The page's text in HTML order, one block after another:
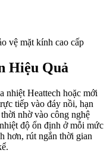
vệ mặt kính cao cấp
Hiệu Quả
Heattech hoặc mới
tiếp vào đáy nồi, hạn
nhờ vào công nghệ
độ ổn định ở mỗi mức
hơn, rút ngắn thời gian